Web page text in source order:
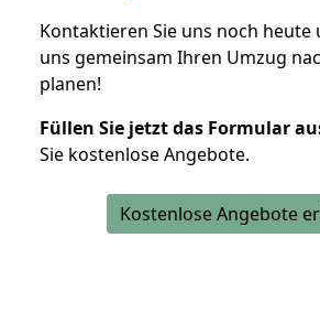
Kontaktieren Sie uns noch heute
uns gemeinsam Ihren Umzug
planen!
Füllen Sie jetzt das Formular
Sie kostenlose Angebote.
Kostenlose Angebote